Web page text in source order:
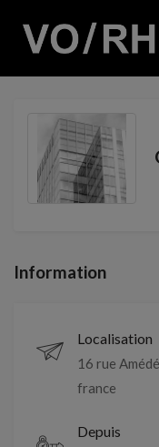
Information
Localisation
16 rue
france
Depuis